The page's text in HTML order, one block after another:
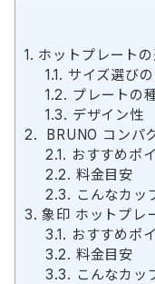
1. ホットプレート
1.1. サイズ選び
1.2. プレートの
1.3. デザイン性
2. BRUNO コンパ
2.1. おすすめポ
2.2. 料金目安
2.3. こんなカッ
3. 象印 ホットプレ
3.1. おすすめポ
3.2. 料金目安
3.3. こんなカッ